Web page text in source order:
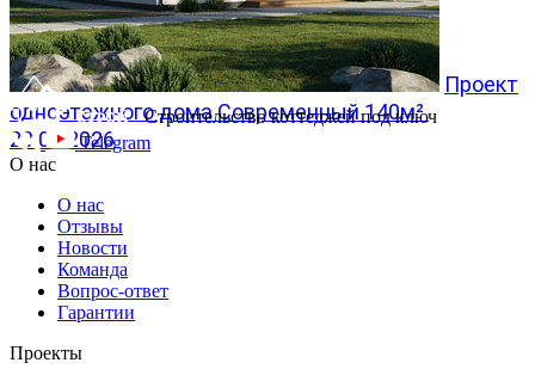
Проект
одноэтажного дома Современный 140м²
20.07.2026
Строительство коттеджей под ключ
Telegram
О нас
О нас
Отзывы
Новости
Команда
Вопрос-ответ
Гарантии
Проекты